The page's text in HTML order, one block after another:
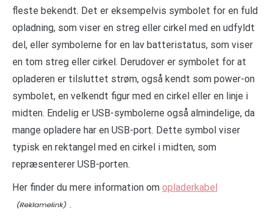
fleste bekendt. Det er eksempelvis symbolet for en fuld
opladning, som viser en streg eller cirkel med en udfyldt
del, eller symbolerne for en lav batteristatus, som viser
en tom streg eller cirkel. Derudover er symbolet for at
opladeren er tilsluttet strøm, også kendt som power-on
symbolet, en velkendt figur med en cirkel eller en linje i
midten. Endelig er USB-symbolerne også almindelige, da
mange opladere har en USB-port. Dette symbol viser
typisk en rektangel med en cirkel i midten, som
repræsenterer USB-porten.
Her finder du mere information om opladerkabel
.